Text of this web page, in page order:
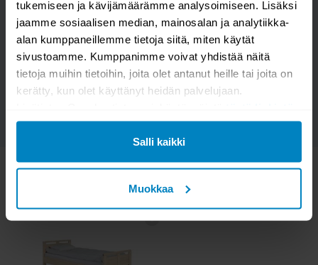
tukemiseen ja kävijämäärämme analysoimiseen. Lisäksi
jaamme sosiaalisen median, mainosalan ja analytiikka-
alan kumppaneillemme tietoja siitä, miten käytät
sivustoamme. Kumppanimme voivat yhdistää näitä
tietoja muihin tietoihin, joita olet antanut heille tai joita on
kerätty, kun olet käyttänyt heidän palvelujaan.
Salli kaikki
Muokkaa
Kysymys/vastaus saa näkyä muille
LÄHETÄ
KATSO MYÖS